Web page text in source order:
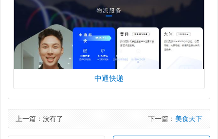
中通快递
上一篇：没有了 下一篇： 美食天下